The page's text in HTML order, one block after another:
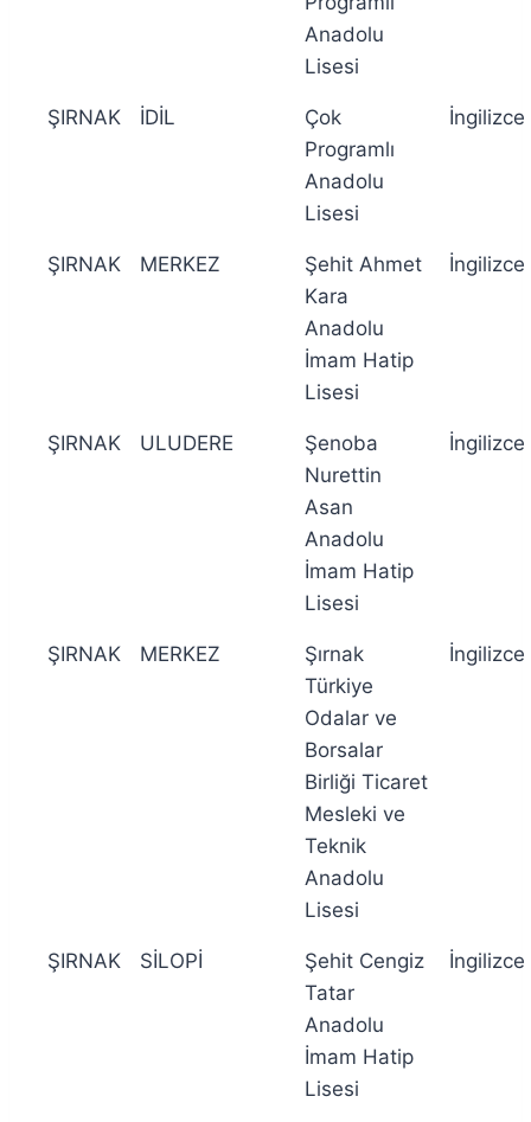
Anadolu
Lisesi
ŞIRNAK İDİL
Çok
Programlı
Anadolu
Lisesi
İngilizce
ŞIRNAK MERKEZ
Şehit Ahmet
Kara
Anadolu
İmam Hatip
Lisesi
İngilizce
ŞIRNAK ULUDERE
Şenoba
Nurettin
Asan
Anadolu
İmam Hatip
Lisesi
İngilizce
ŞIRNAK MERKEZ
Şırnak
Türkiye
Odalar ve
Borsalar
Birliği Ticaret
Mesleki ve
Teknik
Anadolu
Lisesi
İngilizce
ŞIRNAK SİLOPİ
Şehit Cengiz
Tatar
Anadolu
İmam Hatip
Lisesi
İngilizce